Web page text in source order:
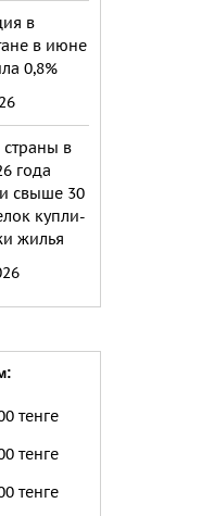
в
в июне
0,8%
в
года
свыше 30
купли-
жилья
тенге
тенге
тенге